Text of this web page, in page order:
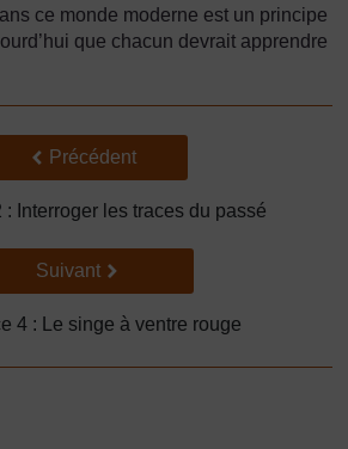
ce monde moderne est un principe
que chacun devrait apprendre
Précédent
Précédent
: Interroger les traces du passé
Suivant
Suivant
4 : Le singe à ventre rouge